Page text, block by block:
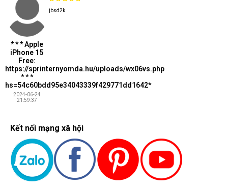
* * * Apple
iPhone 15
Free:
https://sprinternyomda.hu/uploads/wx06vs.php
* * *
hs=54c60bdd95e34043339f429771dd1642*
2024-06-24
21:59:37
jbsd2k
Kết nối mạng xã hội